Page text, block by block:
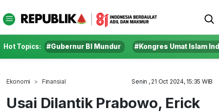
Hot Topics: #Gubernur BI Mundur #Kongres Umat Islam
Ekonomi Finansial Senin , 21 Oct 2024, 15:35 WIB
Usai Dilantik Prabowo, Erick